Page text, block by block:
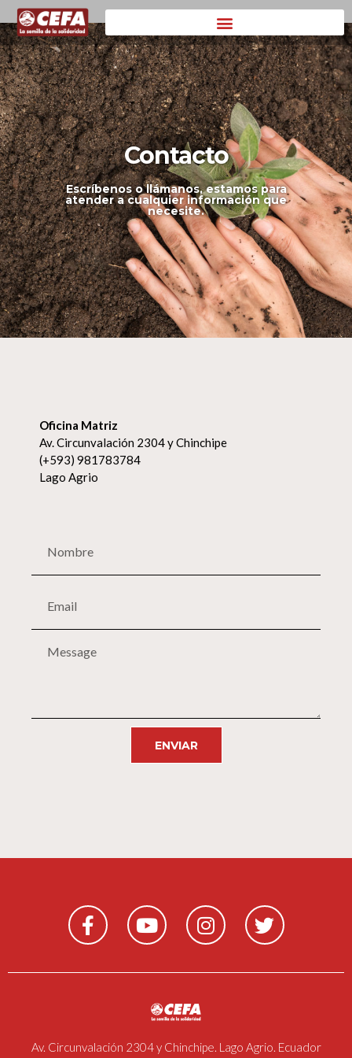
Contacto
Contacto
Escríbenos o llámanos, estamos para
atender a cualquier información que
necesite.
Oficina Matriz
Av. Circunvalación 2304 y Chinchipe
(+593) 981783784
Lago Agrio
ENVIAR
Av. Circunvalación 2304 y Chinchipe. Lago Agrio. Ecuador